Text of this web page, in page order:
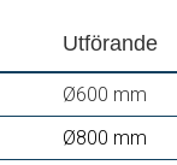
Utförande
Ø600 mm
Ø800 mm